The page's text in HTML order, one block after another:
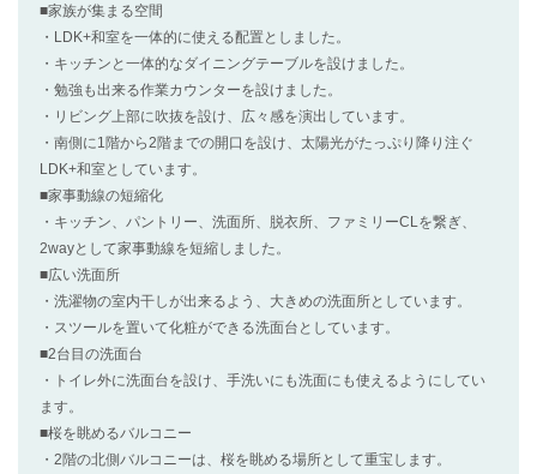
■家族が集まる空間
・LDK+和室を一体的に使える配置としました。
・キッチンと一体的なダイニングテーブルを設けました。
・勉強も出来る作業カウンターを設けました。
・リビング上部に吹抜を設け、広々感を演出しています。
・南側に1階から2階までの開口を設け、太陽光がたっぷり降り注ぐ
LDK+和室としています。
■家事動線の短縮化
・キッチン、パントリー、洗面所、脱衣所、ファミリーCLを繋ぎ、
2wayとして家事動線を短縮しました。
■広い洗面所
・洗濯物の室内干しが出来るよう、大きめの洗面所としています。
・スツールを置いて化粧ができる洗面台としています。
■2台目の洗面台
・トイレ外に洗面台を設け、手洗いにも洗面にも使えるようにしてい
ます。
■桜を眺めるバルコニー
・2階の北側バルコニーは、桜を眺める場所として重宝します。